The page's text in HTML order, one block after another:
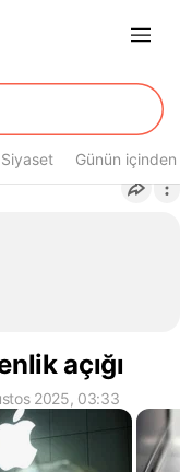
Siyaset Günün içinden
açığı
2025, 03:33